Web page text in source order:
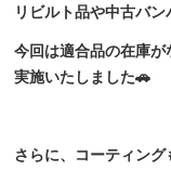
リビルト品や中古バン
今回は適合品の在庫が
実施いたしました🚗
さらに、コーティン